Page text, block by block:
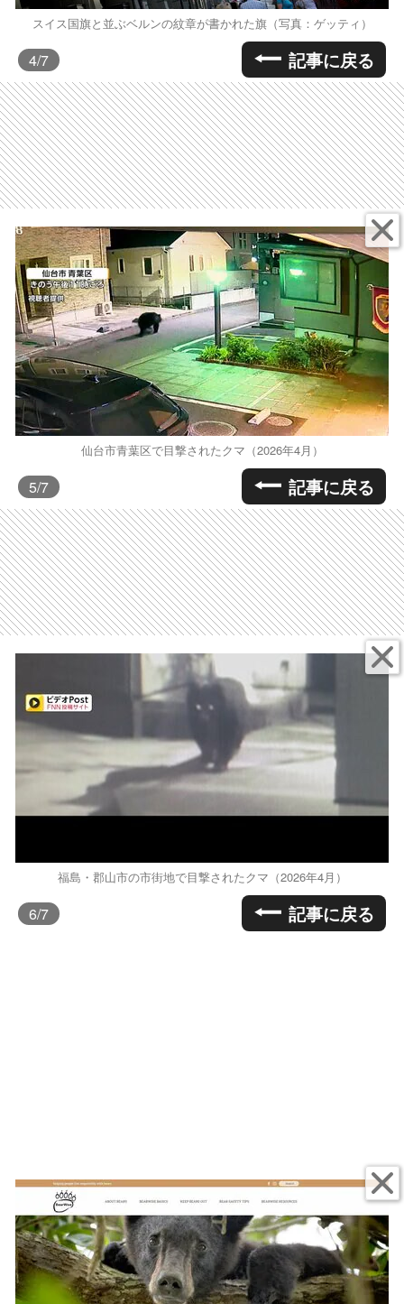
スイス国旗と並ぶベルンの紋章が書かれた旗（写真：ゲッティ）
4/7 記事に戻る
仙台市青葉区で目撃されたクマ（2026年4月）
5/7 記事に戻る
福島・郡山市の市街地で目撃されたクマ（2026年4月）
6/7 記事に戻る